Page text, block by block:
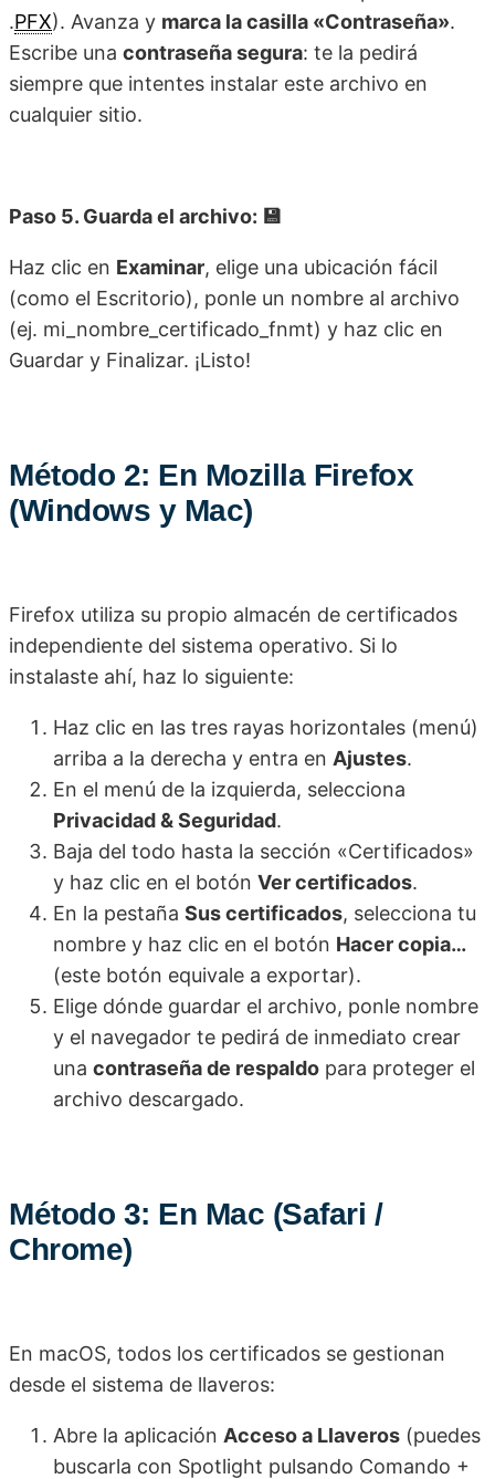
.PFX). Avanza y marca la casilla «Contraseña».
Escribe una contraseña segura: te la pedirá
siempre que intentes instalar este archivo en
cualquier sitio.
Paso 5. Guarda el archivo: 💾
Haz clic en Examinar, elige una ubicación fácil
(como el Escritorio), ponle un nombre al archivo
(ej. mi_nombre_certificado_fnmt) y haz clic en
Guardar y Finalizar. ¡Listo!
Método 2: En Mozilla Firefox
(Windows y Mac)
Firefox utiliza su propio almacén de certificados
independiente del sistema operativo. Si lo
instalaste ahí, haz lo siguiente:
Haz clic en las tres rayas horizontales (menú)
arriba a la derecha y entra en Ajustes.
En el menú de la izquierda, selecciona
Privacidad & Seguridad.
Baja del todo hasta la sección «Certificados»
y haz clic en el botón Ver certificados.
En la pestaña Sus certificados, selecciona tu
nombre y haz clic en el botón Hacer copia…
(este botón equivale a exportar).
Elige dónde guardar el archivo, ponle nombre
y el navegador te pedirá de inmediato crear
una contraseña de respaldo para proteger el
archivo descargado.
Método 3: En Mac (Safari /
Chrome)
En macOS, todos los certificados se gestionan
desde el sistema de llaveros:
Abre la aplicación Acceso a Llaveros (puedes
buscarla con Spotlight pulsando Comando +